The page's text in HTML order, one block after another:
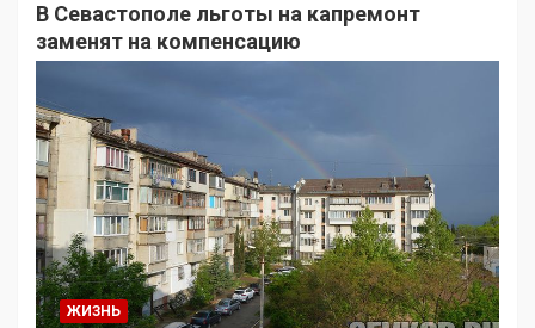
В Севастополе льготы на капремонт
заменят на компенсацию
ЖИЗНЬ